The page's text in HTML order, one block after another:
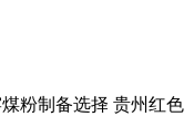
粉制备选择 贵州红色